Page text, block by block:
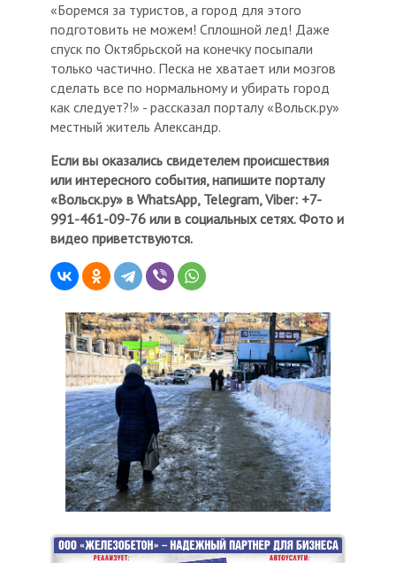
«Боремся за туристов, а город для этого
подготовить не можем! Сплошной лед! Даже
спуск по Октябрьской на конечку посыпали
только частично. Песка не хватает или мозгов
сделать все по нормальному и убирать город
как следует?!» - рассказал порталу «Вольск.ру»
местный житель Александр.
Если вы оказались свидетелем происшествия
или интересного события, напишите порталу
«Вольск.ру» в WhatsApp, Telegram, Viber: +7-
991-461-09-76 или в социальных сетях. Фото и
видео приветствуются.